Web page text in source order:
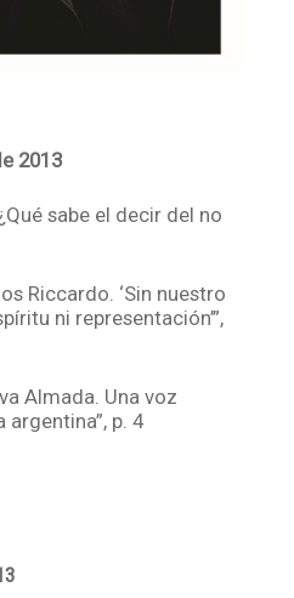
2013
sabe el decir del no
Riccardo. ‘Sin nuestro
ni representación’”,
Almada. Una voz
p. 4